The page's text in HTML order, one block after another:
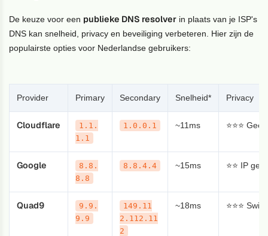
De keuze voor een publieke DNS resolver in plaats van je ISP's
DNS kan snelheid, privacy en beveiliging verbeteren. Hier zijn de
populairste opties voor Nederlandse gebruikers:
Provider Primary Secondary Snelheid* Privacy
Cloudflare
1.1.
1.1
1.0.0.1 ~11ms ⭐⭐⭐
Google
8.8.
8.8
8.8.4.4 ~15ms ⭐⭐ IP
Quad9
9.9.
9.9
149.11
2.112.11
2
~18ms ⭐⭐⭐